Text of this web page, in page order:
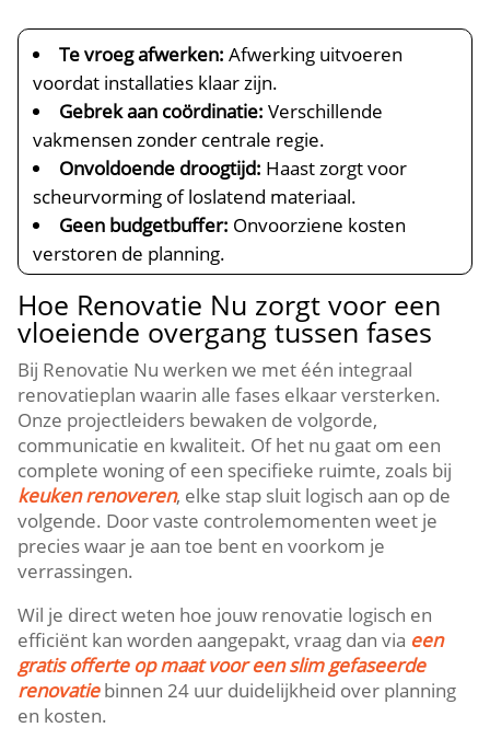
Te vroeg afwerken: Afwerking uitvoeren
voordat installaties klaar zijn.​
Gebrek aan coördinatie: Verschillende
vakmensen zonder centrale regie.​
Onvoldoende droogtijd: Haast zorgt voor
scheurvorming of loslatend materiaal.​
Geen budgetbuffer: Onvoorziene kosten
verstoren de planning.​
Hoe Renovatie Nu zorgt voor een
vloeiende overgang tussen fases
Bij Renovatie Nu werken we met één integraal
renovatieplan waarin alle fases elkaar versterken.​
Onze projectleiders bewaken de volgorde,
communicatie en kwaliteit.​ Of het nu gaat om een
complete woning of een specifieke ruimte, zoals bij
keuken renoveren, elke stap sluit logisch aan op de
volgende.​ Door vaste controlemomenten weet je
precies waar je aan toe bent en voorkom je
verrassingen.​
Wil je direct weten hoe jouw renovatie logisch en
efficiënt kan worden aangepakt, vraag dan via een
gratis offerte op maat voor een slim gefaseerde
renovatiebinnen 24 uur duidelijkheid over planning
en kosten.​